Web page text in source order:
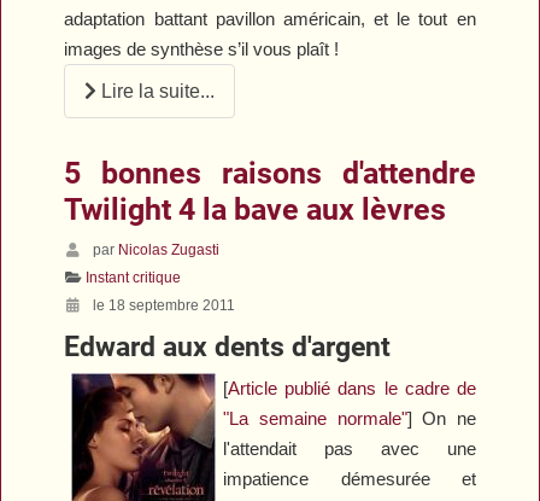
adaptation battant pavillon américain, et le tout en
images de synthèse s’il vous plaît !
Lire la suite...
5 bonnes raisons d'attendre
Twilight 4 la bave aux lèvres
par Nicolas Zugasti
Instant critique
le 18 septembre 2011
Edward aux dents d'argent
[Article publié dans le cadre de
"La semaine normale"] On ne
l'attendait pas avec une
impatience démesurée et